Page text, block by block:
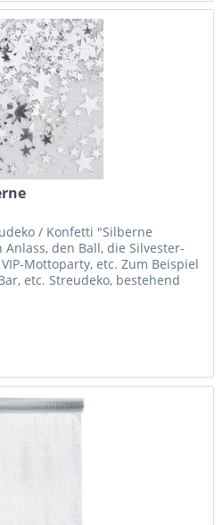
/ Konfetti "Silberne
den Ball, die Silvester-
Mottoparty, etc. Zum Beispiel
etc. Streudeko, bestehend